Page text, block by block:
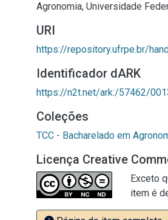
Agronomia, Universidade
URI
https://repository.ufrpe.br/
Identificador dARK
https://n2t.net/ark:/57462/
Coleções
TCC - Bacharelado em
Licença Creative
Exceto
item é